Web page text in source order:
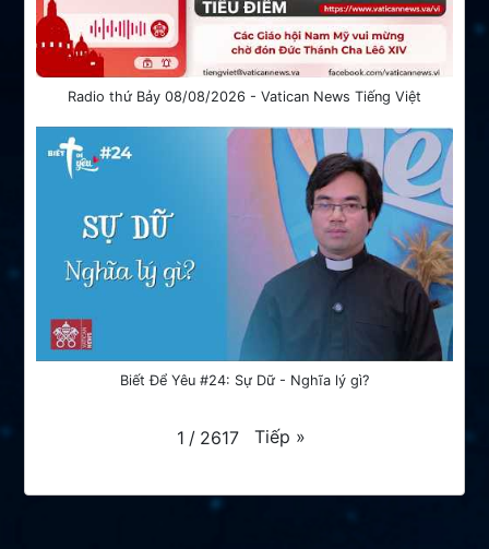
Radio thứ Bảy 08/08/2026 - Vatican News Tiếng Việt
Biết Để Yêu #24: Sự Dữ - Nghĩa lý gì?
1 / 2617 Tiếp »